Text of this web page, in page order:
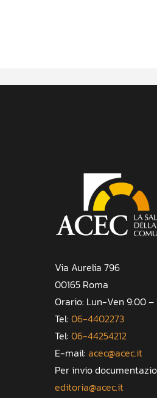
Via Aurelia 796
00165 Roma
Orario: Lun-Ven 9:00 –
Tel: 06-4402273
Tel: 06-44254212
E-mail: acec@acec.it
Per invio
editoria@acec.it